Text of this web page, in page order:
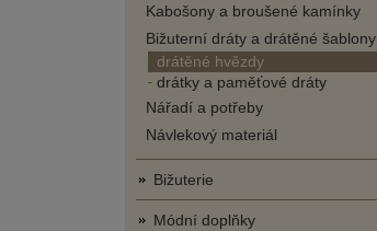
Kabošony a broušené kamínky
Bižuterní dráty a drátěné šablony
drátěné hvězdy
drátky a paměťové dráty
Nářadí a potřeby
Návlekový materiál
Bižuterie
Módní doplňky